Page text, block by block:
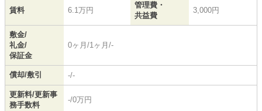
賃料 6.1万円
管理費・
共益費
3,000円
敷金/
礼金/
保証金
0ヶ月/1ヶ月/-
償却/敷引 -/-
更新料/更新事
務手数料
-/0万円